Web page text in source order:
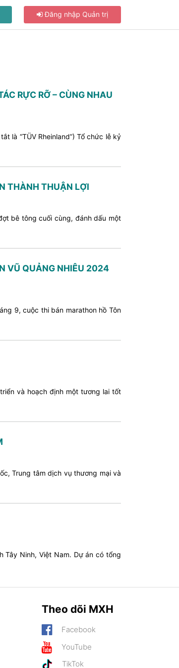
Đăng nhập Quản trị
RỰC RỠ – CÙNG NHAU
là “TÜV Rheinland”) Tổ chức lễ kỷ
THÀNH THUẬN LỢI
bê tông cuối cùng, đánh dấu một
VŨ QUẢNG NHIÊU 2024
9, cuộc thi bán marathon hồ Tôn
và hoạch định một tương lai tốt
Trung tâm dịch vụ thương mại và
Tây Ninh, Việt Nam. Dự án có tổng
Theo dõi MXH
Facebook
YouTube
TikTok